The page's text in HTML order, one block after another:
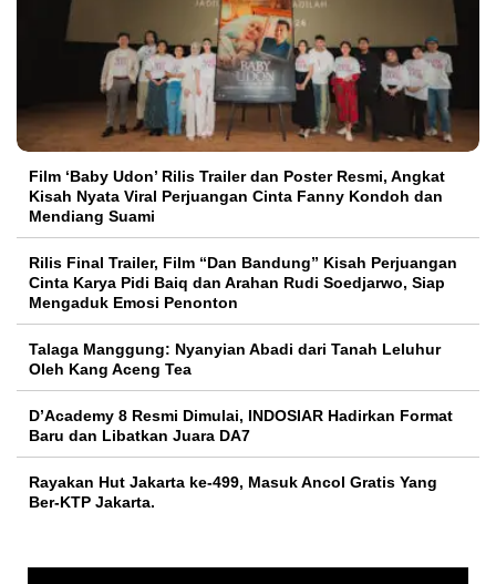
Film ‘Baby Udon’ Rilis Trailer dan Poster Resmi, Angkat
Kisah Nyata Viral Perjuangan Cinta Fanny Kondoh dan
Mendiang Suami
Rilis Final Trailer, Film “Dan Bandung” Kisah Perjuangan
Cinta Karya Pidi Baiq dan Arahan Rudi Soedjarwo, Siap
Mengaduk Emosi Penonton
Talaga Manggung: Nyanyian Abadi dari Tanah Leluhur
Oleh Kang Aceng Tea
D’Academy 8 Resmi Dimulai, INDOSIAR Hadirkan Format
Baru dan Libatkan Juara DA7
Rayakan Hut Jakarta ke-499, Masuk Ancol Gratis Yang
Ber-KTP Jakarta.